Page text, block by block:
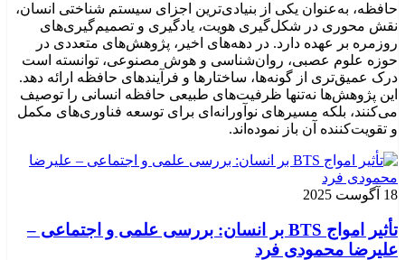
حافظه، به‌عنوان یکی از بنیادی‌ترین اجزای سیستم شناختی انسان،
نقش محوری در شکل‌گیری هویت، یادگیری و تصمیم‌گیری‌های
روزمره بر عهده دارد. در دهه‌های اخیر، پژوهش‌های متعددی در
حوزه علوم عصبی، روان‌شناسی و هوش مصنوعی، توانسته‌ است
درک عمیق‌تری از گونه‌ها، ساختارها و فرآیندهای حافظه ارائه دهد.
این پژوهش‌ها نه‌تنها ظرفیت‌های طبیعی حافظه انسانی را توصیف
می‌کنند، بلکه مسیرهای نوآورانه‌ای برای توسعه فناوری‌های مکمل
و تقویت‌کننده آن باز نموده‌اند.
18 آگوست 2025
تأثیر امواج BTS بر انسان: بررسی علمی و اجتماعی –
علیرضا محمودی فرد